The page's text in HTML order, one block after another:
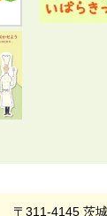
〒311-4145 茨